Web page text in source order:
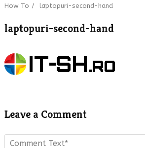
How To / laptopuri-second-hand
laptopuri-second-hand
Leave a Comment